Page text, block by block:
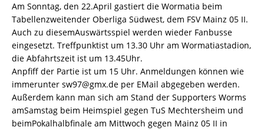
Am Sonntag, den 22.April gastiert die Wormatia beim
Tabellenzweitender Oberliga Südwest, dem FSV Mainz 05 II.
Auch zu diesemAuswärtsspiel werden wieder Fanbusse
eingesetzt. Treffpunktist um 13.30 Uhr am Wormatiastadion,
die Abfahrtszeit ist um 13.45Uhr.
Anpfiff der Partie ist um 15 Uhr. Anmeldungen können wie
immerunter sw97@gmx.de per EMail abgegeben werden.
Außerdem kann man sich am Stand der Supporters Worms
amSamstag beim Heimspiel gegen TuS Mechtersheim und
beimPokalhalbfinale am Mittwoch gegen Mainz 05 II in